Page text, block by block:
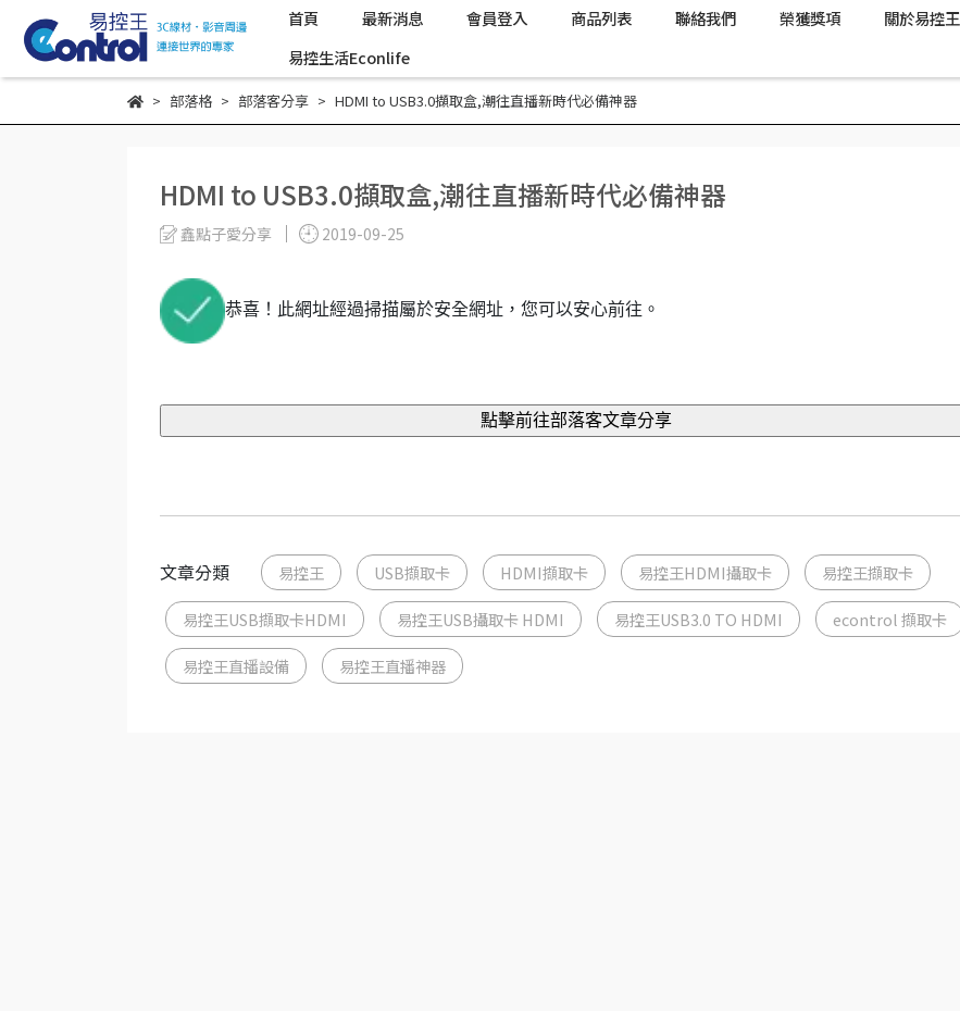
首頁 最新消息 會員登入 商品列表 聯絡我們 榮獲獎項 關於易控王
易控生活Econlife
部落格 部落客分享 HDMI to USB3.0擷取盒,潮往直播新時代必備神器
HDMI to USB3.0擷取盒,潮往直播新時代必備神器
鑫點子愛分享 2019-09-25
恭喜！此網址經過掃描屬於安全網址，您可以安心前往。
文章分類 易控王 USB擷取卡 HDMI擷取卡 易控王HDMI攝取卡 易控王擷取卡
易控王USB擷取卡HDMI 易控王USB攝取卡 HDMI 易控王USB3.0 TO HDMI econtrol 擷取卡
易控王直播設備 易控王直播神器